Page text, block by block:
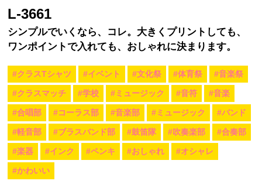
L-3661
シンプルでいくなら、コレ。大きくプリントしても、
ワンポイントで入れても、おしゃれに決まります。
#クラスTシャツ #イベント #文化祭 #体育祭 #音楽祭
#クラスマッチ #学校 #ミュージック #音符 #音楽
#合唱部 #コーラス部 #音楽部 #ミュージック #バンド
#軽音部 #ブラスバンド部 #鼓笛隊 #吹奏楽部 #合奏部
#楽器 #インク #ペンキ #おしゃれ #オシャレ
#かわいい